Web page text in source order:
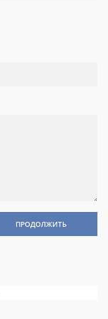
ПРОДОЛЖИТЬ